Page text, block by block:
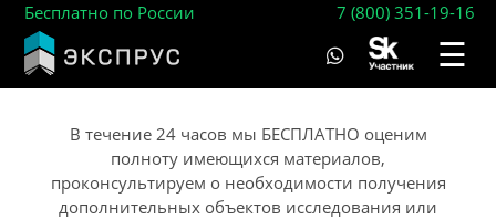
Бесплатно по России 7 (800) 351-19-16
☰
В течение 24 часов мы БЕСПЛАТНО оценим
полноту имеющихся материалов,
проконсультируем о необходимости получения
дополнительных объектов исследования или